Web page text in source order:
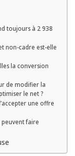
toujours à 2 938
non-cadre est-elle
la conversion
de modifier la
le net ?
une offre
peuvent faire